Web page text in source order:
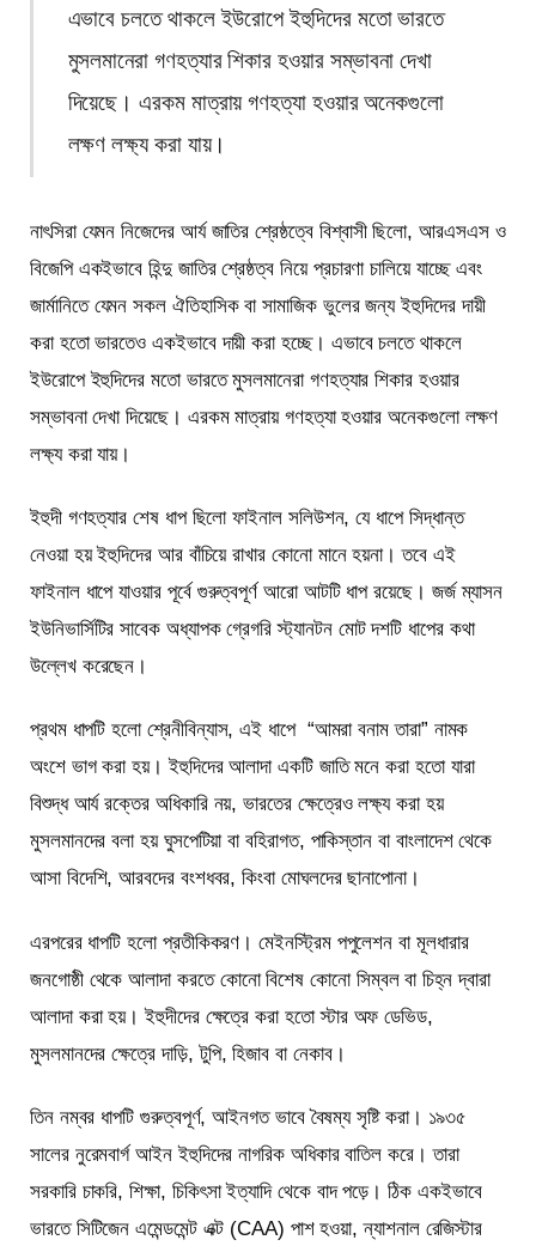
এভাবে চলতে থাকলে ইউরোপে ইহুদিদের মতো ভারতে
মুসলমানেরা গণহত্যার শিকার হওয়ার সম্ভাবনা দেখা
দিয়েছে। এরকম মাত্রায় গণহত্যা হওয়ার অনেকগুলো
লক্ষণ লক্ষ্য করা যায়।
নাৎসিরা যেমন নিজেদের আর্য জাতির শ্রেষ্ঠত্বে বিশ্বাসী ছিলো, আরএসএস ও
বিজেপি একইভাবে হিন্দু জাতির শ্রেষ্ঠত্ব নিয়ে প্রচারণা চালিয়ে যাচ্ছে এবং
জার্মানিতে যেমন সকল ঐতিহাসিক বা সামাজিক ভুলের জন্য ইহুদিদের দায়ী
করা হতো ভারতেও একইভাবে দায়ী করা হচ্ছে। এভাবে চলতে থাকলে
ইউরোপে ইহুদিদের মতো ভারতে মুসলমানেরা গণহত্যার শিকার হওয়ার
সম্ভাবনা দেখা দিয়েছে। এরকম মাত্রায় গণহত্যা হওয়ার অনেকগুলো লক্ষণ
লক্ষ্য করা যায়।
ইহুদী গণহত্যার শেষ ধাপ ছিলো ফাইনাল সলিউশন, যে ধাপে সিদ্ধান্ত
নেওয়া হয় ইহুদিদের আর বাঁচিয়ে রাখার কোনো মানে হয়না। তবে এই
ফাইনাল ধাপে যাওয়ার পূর্বে গুরুত্বপূর্ণ আরো আটটি ধাপ রয়েছে। জর্জ ম্যাসন
ইউনিভার্সিটির সাবেক অধ্যাপক গ্রেগরি স্ট্যানটন মোট দশটি ধাপের কথা
উল্লেখ করেছেন।
প্রথম ধাপটি হলো শ্রেনীবিন্যাস, এই ধাপে “আমরা বনাম তারা” নামক
অংশে ভাগ করা হয়। ইহুদিদের আলাদা একটি জাতি মনে করা হতো যারা
বিশুদ্ধ আর্য রক্তের অধিকারি নয়, ভারতের ক্ষেত্রেও লক্ষ্য করা হয়
মুসলমানদের বলা হয় ঘুসপেটিয়া বা বহিরাগত, পাকিস্তান বা বাংলাদেশ থেকে
আসা বিদেশি, আরবদের বংশধবর, কিংবা মোঘলদের ছানাপোনা।
এরপরের ধাপটি হলো প্রতীকিকরণ। মেইনস্ট্রিম পপুলেশন বা মূলধারার
জনগোষ্ঠী থেকে আলাদা করতে কোনো বিশেষ কোনো সিম্বল বা চিহ্ন দ্বারা
আলাদা করা হয়। ইহুদীদের ক্ষেত্রে করা হতো স্টার অফ ডেভিড,
মুসলমানদের ক্ষেত্রে দাড়ি, টুপি, হিজাব বা নেকাব।
তিন নম্বর ধাপটি গুরুত্বপূর্ণ, আইনগত ভাবে বৈষম্য সৃষ্টি করা। ১৯৩৫
সালের নুরেমবার্গ আইন ইহুদিদের নাগরিক অধিকার বাতিল করে। তারা
সরকারি চাকরি, শিক্ষা, চিকিৎসা ইত্যাদি থেকে বাদ পড়ে। ঠিক একইভাবে
ভারতে সিটিজেন এমেন্ডমেন্ট এক্ট (CAA) পাশ হওয়া, ন্যাশনাল রেজিস্টার